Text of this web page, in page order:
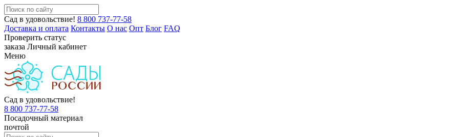
Сад в удовольствие! 8 800 737-77-58
Доставка и оплата Контакты О нас Опт Блог FAQ
Проверить статус
заказа Личный кабинет
Меню
Сад в удовольствие!
8 800 737-77-58
Посадочный материал
почтой